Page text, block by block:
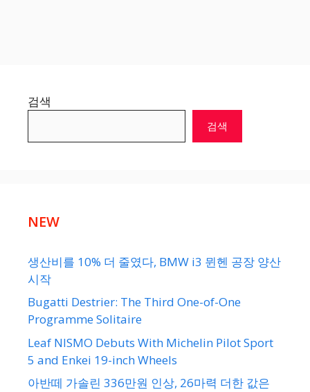
검색
검색
NEW
생산비를 10% 더 줄였다, BMW i3 뮌헨 공장 양산
시작
Bugatti Destrier: The Third One-of-One
Programme Solitaire
Leaf NISMO Debuts With Michelin Pilot Sport
5 and Enkei 19-inch Wheels
아반떼 가솔린 336만원 인상, 26마력 더한 값은